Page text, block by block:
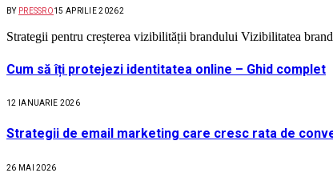
BY PRESSRO15 APRILIE 20262
Strategii pentru creșterea vizibilității brandului Vizibilitatea
Cum să îți protejezi identitatea online – Ghid complet
12 IANUARIE 2026
Strategii de email marketing care cresc rata de
26 MAI 2026